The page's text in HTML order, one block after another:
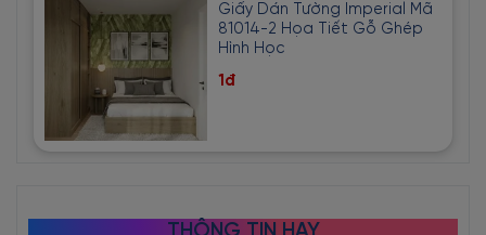
Giấy Dán Tường Imperial Mã
81014-2 Họa Tiết Gỗ Ghép
Hình Học
1đ